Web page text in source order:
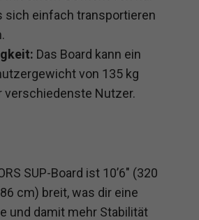
sich einfach transportieren
Das Board kann ein
von 135 kg
verschiedenste Nutzer.
SUP-Board ist 10’6″ (320
cm) breit, was dir eine
und damit mehr Stabilität